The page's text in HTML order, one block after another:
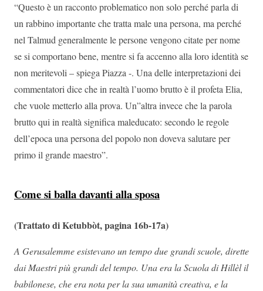
“Questo è un racconto problematico non solo perché parla di
un rabbino importante che tratta male una persona, ma perché
nel Talmud generalmente le persone vengono citate per nome
se si comportano bene, mentre si fa accenno alla loro identità se
non meritevoli – spiega Piazza -. Una delle interpretazioni dei
commentatori dice che in realtà l’uomo brutto è il profeta Elia,
che vuole metterlo alla prova. Un”altra invece che la parola
brutto qui in realtà significa maleducato: secondo le regole
dell’epoca una persona del popolo non doveva salutare per
primo il grande maestro”.
Come si balla davanti alla sposa
(Trattato di Ketubbòt, pagina 16b-17a)
A Gerusalemme esistevano un tempo due grandi scuole, dirette
dai Maestri più grandi del tempo. Una era la Scuola di Hillèl il
babilonese, che era nota per la sua umanità creativa, e la